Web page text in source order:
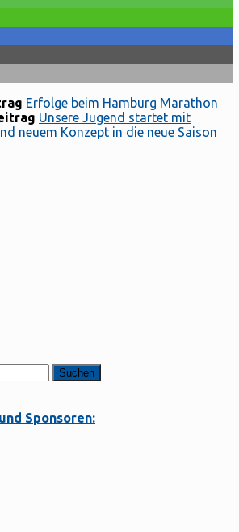
Erfolge beim Hamburg Marathon
Unsere Jugend startet mit
neuem Konzept in die neue Saison
Sponsoren: